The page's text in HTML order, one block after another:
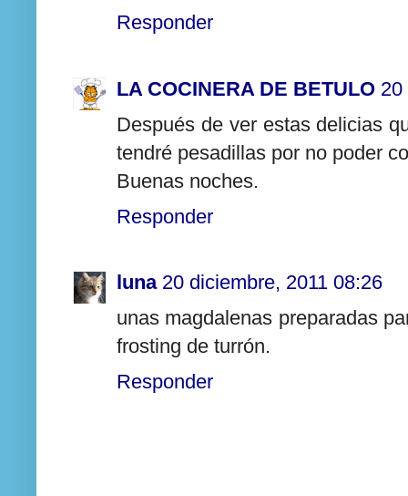
Responder
LA COCINERA DE BETULO 20
Después de ver estas delicias
tendré pesadillas por no poder
Buenas noches.
Responder
luna 20 diciembre, 2011 08:26
unas magdalenas preparadas
frosting de turrón.
Responder